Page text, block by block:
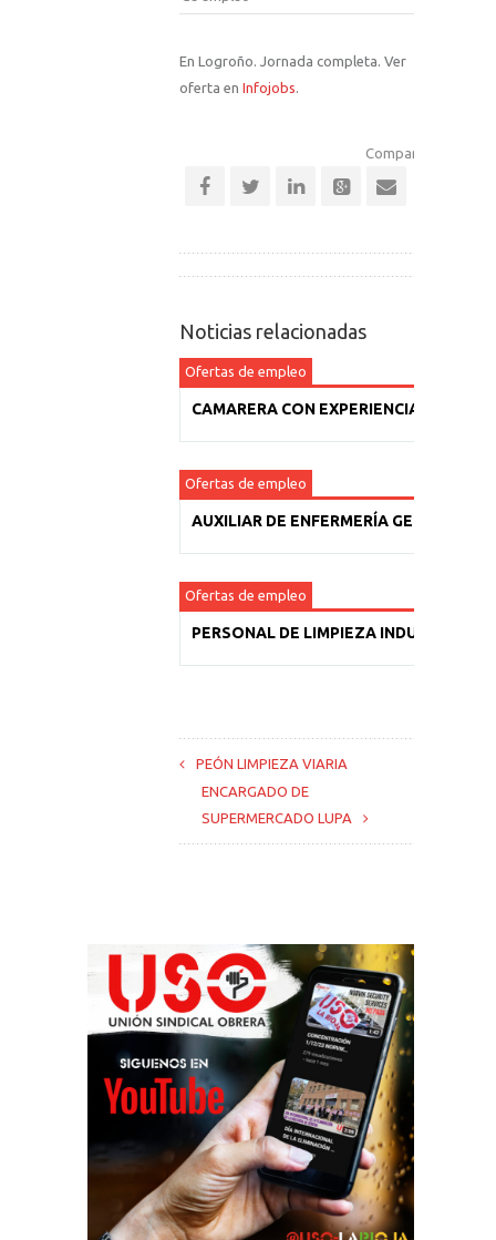
En Logroño. Jornada completa. Ver
oferta en Infojobs.
Comparte esta
Noticias relacionadas
Ofertas de empleo
CAMARERA CON EXPERIENCIA
Ofertas de empleo
AUXILIAR DE ENFERMERÍA GERIÁTRICA
Ofertas de empleo
PERSONAL DE LIMPIEZA INDUSTRIAL
PEÓN LIMPIEZA VIARIA
ENCARGADO DE
SUPERMERCADO LUPA